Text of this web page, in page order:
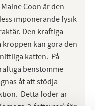
Coon är den
imponerande fysik
Den kraftiga
kan göra den
katten. På
benstomme
åt att stödja
Detta foder är
3-fettsyror) för